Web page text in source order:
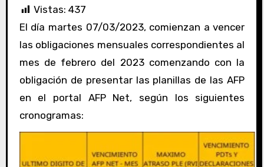
Vistas: 437
El día martes 07/03/2023, comienzan a vencer
las obligaciones mensuales correspondientes al
mes de febrero del 2023 comenzando con la
obligación de presentar las planillas de las AFP
en el portal AFP Net, según los siguientes
cronogramas: